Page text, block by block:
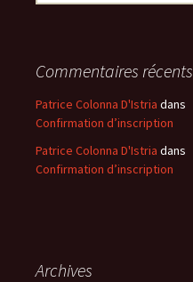
Commentaires récents
Patrice Colonna D'Istria dans
Confirmation d’inscription
Patrice Colonna D'Istria dans
Confirmation d’inscription
Archives